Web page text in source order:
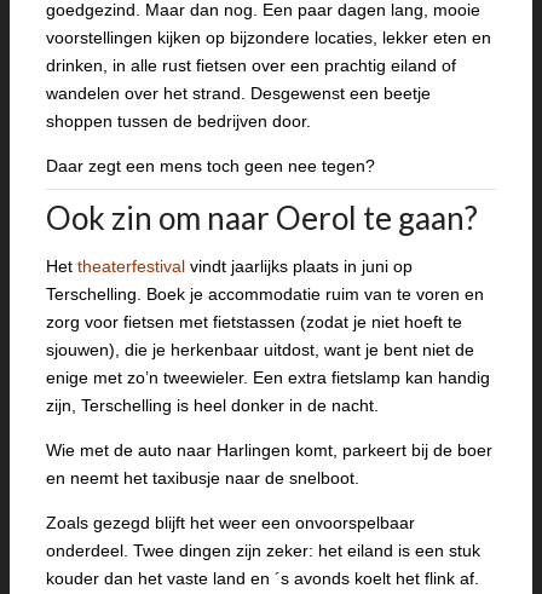
goedgezind. Maar dan nog. Een paar dagen lang, mooie
voorstellingen kijken op bijzondere locaties, lekker eten en
drinken, in alle rust fietsen over een prachtig eiland of
wandelen over het strand. Desgewenst een beetje
shoppen tussen de bedrijven door.
Daar zegt een mens toch geen nee tegen?
Ook zin om naar Oerol te gaan?
Het theaterfestival vindt jaarlijks plaats in juni op
Terschelling. Boek je accommodatie ruim van te voren en
zorg voor fietsen met fietstassen (zodat je niet hoeft te
sjouwen), die je herkenbaar uitdost, want je bent niet de
enige met zo’n tweewieler. Een extra fietslamp kan handig
zijn, Terschelling is heel donker in de nacht.
Wie met de auto naar Harlingen komt, parkeert bij de boer
en neemt het taxibusje naar de snelboot.
Zoals gezegd blijft het weer een onvoorspelbaar
onderdeel. Twee dingen zijn zeker: het eiland is een stuk
kouder dan het vaste land en ´s avonds koelt het flink af.